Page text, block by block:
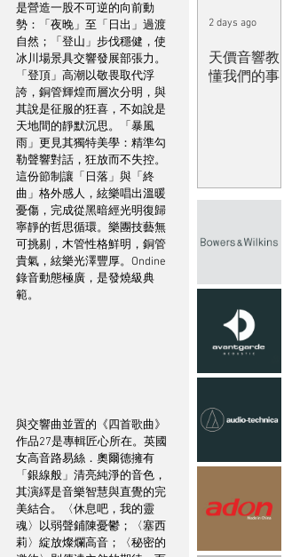
是營造一股不可逆的向前動
勢：「夜晚」至「日出」過渡
自然；「登山」步伐穩健，使
冰川場景具交響發展部張力。
「登頂」高潮以敬畏取代浮
誇，銅管輝煌而層次分明，與
其說是征服的狂喜，不如說是
天地間的靜默沉思。「暴風
雨」更見其獨特美學：精準勾
勒聲響對話，狂放而不失控。
這份節制讓「日落」與「終
曲」格外感人，絃樂唱出溫暖
憂傷，完成從黑暗經光明復歸
寧靜的哲思循環。樂團技藝無
可挑剔，木管性格鮮明，銅管
貴氣，絃樂光澤豐厚。Ondine
錄音動態極廣，是發燒級典
範。
與交響曲並置的《四首歌曲》
作品27是專輯匠心所在。英國
女高音路易絲．奧爾德擁有
「銀線般」清亮純淨的音色，
其演繹是音樂智慧與直覺的完
美結合。〈休息吧，我的靈
魂〉以弱聲鋪陳憂鬱；〈塞西
莉〉綻放燦爛高音；〈秘密的
天價音響教
懂我們的事
2 days ago